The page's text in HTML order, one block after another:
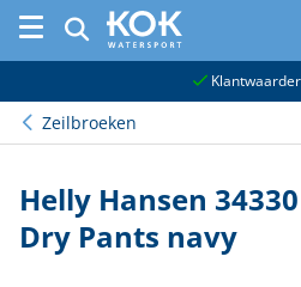
Zeilbroeken
Helly Hansen
Dry Pants navy